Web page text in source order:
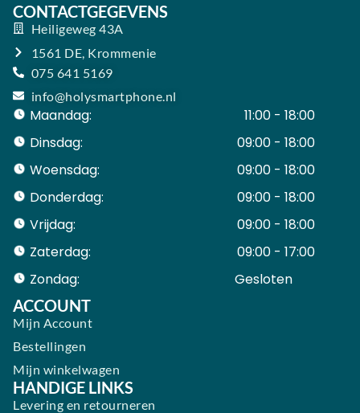
CONTACTGEGEVENS
Heiligeweg 43A
1561 DE, Krommenie
075 641 5169
info@holysmartphone.nl
Maandag:
11:00 - 18:00
Dinsdag:
09:00 - 18:00
Woensdag:
09:00 - 18:00
Donderdag:
09:00 - 18:00
Vrijdag:
09:00 - 18:00
Zaterdag:
09:00 - 17:00
Zondag:
Gesloten ​ ​ ​ ​ ​ ​ ​
ACCOUNT
Mijn Account
Bestellingen
Mijn winkelwagen
HANDIGE LINKS
Levering en retourneren